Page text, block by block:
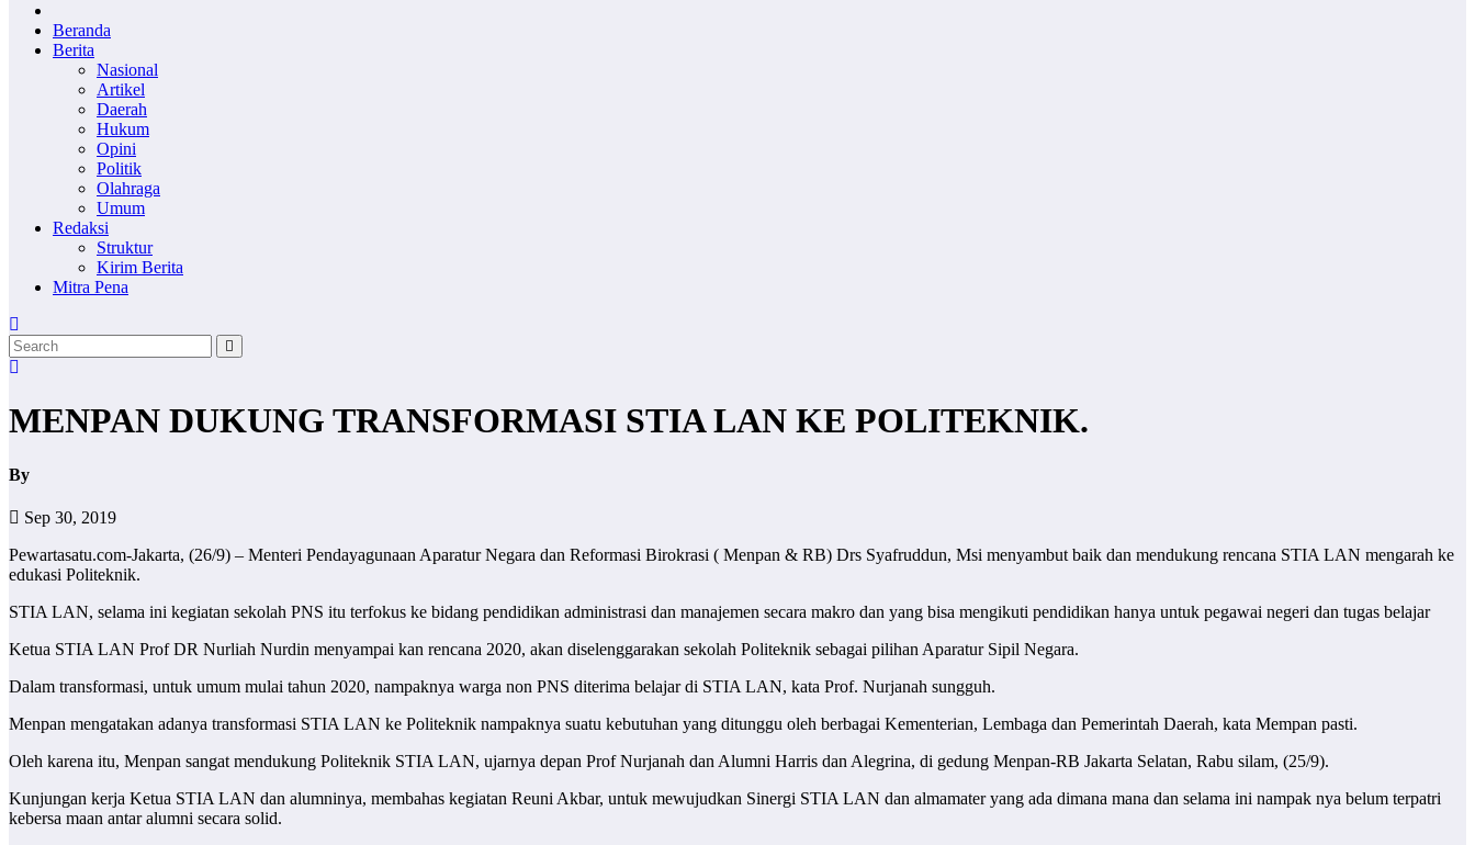
Beranda
Berita
Nasional
Artikel
Daerah
Hukum
Opini
Politik
Olahraga
Umum
Redaksi
Struktur
Kirim Berita
Mitra Pena
MENPAN DUKUNG TRANSFORMASI STIA LAN KE POLITEKNIK.
By
Sep 30, 2019
Pewartasatu.com-Jakarta, (26/9) – Menteri Pendayagunaan Aparatur Negara dan Reformasi Birokrasi ( Menpan & RB) Drs Syafruddun, Msi menyambut baik dan mendukung rencana STIA LAN mengarah ke
edukasi Politeknik.
STIA LAN, selama ini kegiatan sekolah PNS itu terfokus ke bidang pendidikan administrasi dan manajemen secara makro dan yang bisa mengikuti pendidikan hanya untuk pegawai negeri dan tugas belajar
Ketua STIA LAN Prof DR Nurliah Nurdin menyampai kan rencana 2020, akan diselenggarakan sekolah Politeknik sebagai pilihan Aparatur Sipil Negara.
Dalam transformasi, untuk umum mulai tahun 2020, nampaknya warga non PNS diterima belajar di STIA LAN, kata Prof. Nurjanah sungguh.
Menpan mengatakan adanya transformasi STIA LAN ke Politeknik nampaknya suatu kebutuhan yang ditunggu oleh berbagai Kementerian, Lembaga dan Pemerintah Daerah, kata Mempan pasti.
Oleh karena itu, Menpan sangat mendukung Politeknik STIA LAN, ujarnya depan Prof Nurjanah dan Alumni Harris dan Alegrina, di gedung Menpan-RB Jakarta Selatan, Rabu silam, (25/9).
Kunjungan kerja Ketua STIA LAN dan alumninya, membahas kegiatan Reuni Akbar, untuk mewujudkan Sinergi STIA LAN dan almamater yang ada dimana mana dan selama ini nampak nya belum terpatri
kebersa maan antar alumni secara solid.